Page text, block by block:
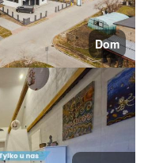
Dom